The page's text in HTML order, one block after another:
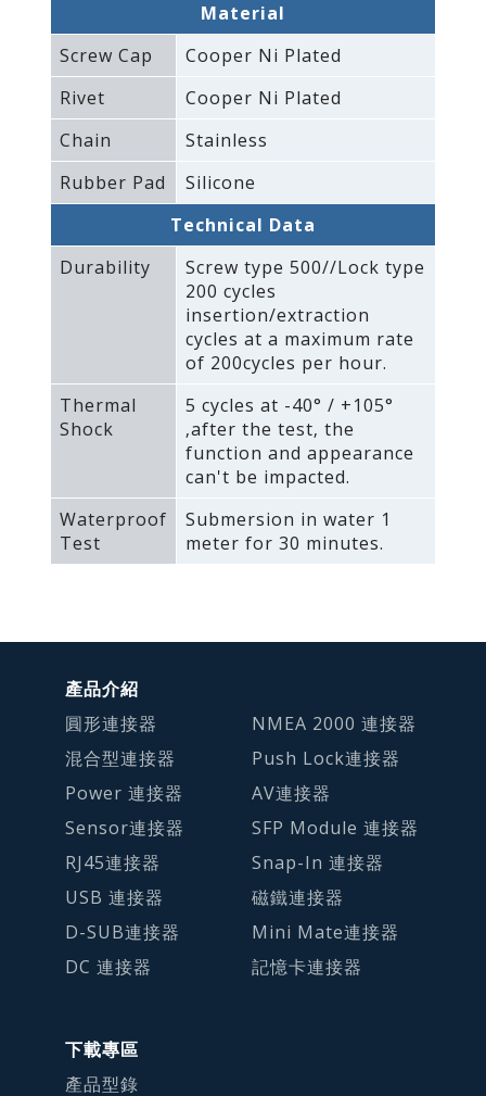
Material
Screw Cap
Cooper Ni Plated
Rivet
Cooper Ni Plated
Chain
Stainless
Rubber Pad
Silicone
Technical Data
Durability
Screw type 500//Lock type
200 cycles
insertion/extraction
cycles at a maximum rate
of 200cycles per hour.
Thermal
Shock
5 cycles at -40° / +105°
‚after the test‚ the
function and appearance
can't be impacted.
Waterproof
Test
Submersion in water 1
meter for 30 minutes.
產品介紹
圓形連接器
混合型連接器
Power 連接器
Sensor連接器
RJ45連接器
USB 連接器
D-SUB連接器
DC 連接器
NMEA 2000 連接器
Push Lock連接器
AV連接器
SFP Module 連接器
Snap-In 連接器
磁鐵連接器
Mini Mate連接器
記憶卡連接器
下載專區
產品型錄